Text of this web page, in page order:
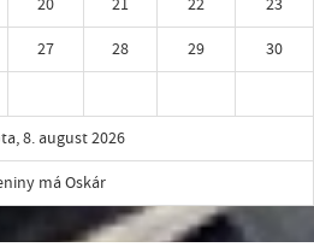
20 21 22
23
27 28 29
30
8. august 2026
má Oskár